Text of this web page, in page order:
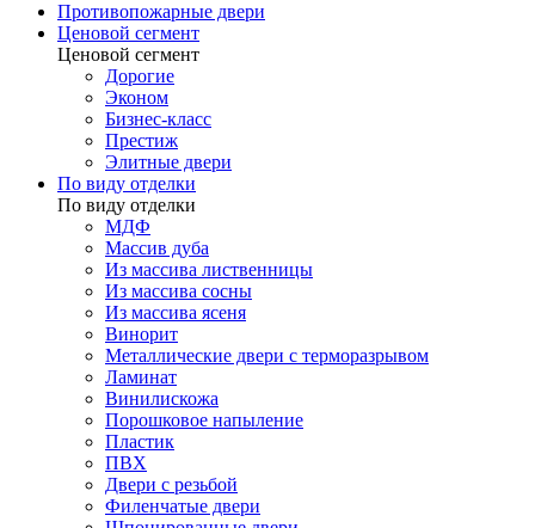
Противопожарные двери
Ценовой сегмент
Ценовой сегмент
Дорогие
Эконом
Бизнес-класс
Престиж
Элитные двери
По виду отделки
По виду отделки
МДФ
Массив дуба
Из массива лиственницы
Из массива сосны
Из массива ясеня
Винорит
Металлические двери с терморазрывом
Ламинат
Винилискожа
Порошковое напыление
Пластик
ПВХ
Двери с резьбой
Филенчатые двери